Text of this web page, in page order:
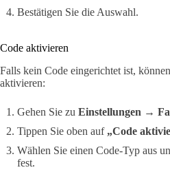
Bestätigen Sie die Auswahl.
Code aktivieren
Falls kein Code eingerichtet ist,
aktivieren:
Gehen Sie zu Einstellungen →
Tippen Sie oben auf „Code
Wählen Sie einen Code-Typ aus
fest.